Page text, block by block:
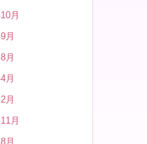
月
月
月
月
月
月
月